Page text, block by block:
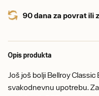
90 dana za povrat ili
Opis produkta
Još još bolji Bellroy
svakodnevnu upotrebu.